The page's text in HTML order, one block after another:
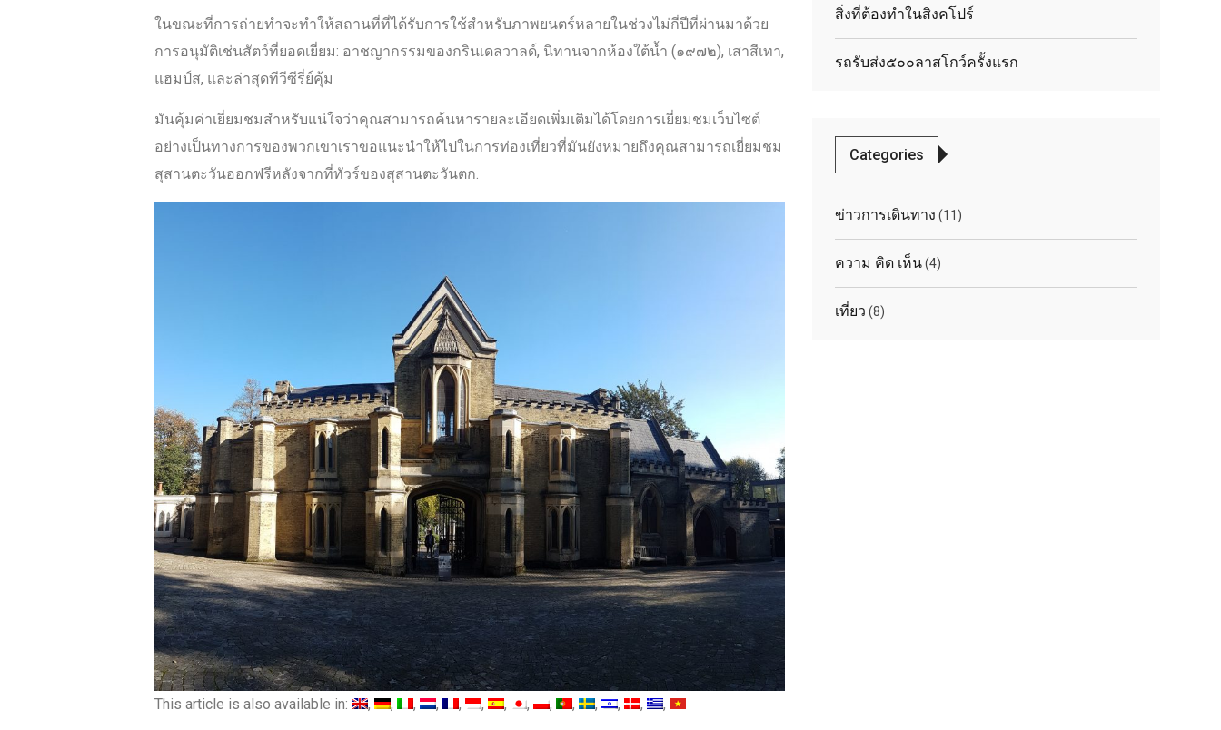
ในขณะที่การถ่ายทำจะทำให้สถานที่ที่ได้รับการใช้สำหรับภาพยนตร์หลายในช่วงไม่กี่ปีที่ผ่านมาด้วย
การอนุมัติเช่นสัตว์ที่ยอดเยี่ยม: อาชญากรรมของกรินเดลวาลด์, นิทานจากห้องใต้น้ำ (๑๙๗๒), เสาสีเทา,
แฮมป์ส, และล่าสุดทีวีซีรี่ย์คุ้ม
มันคุ้มค่าเยี่ยมชมสำหรับแน่ใจว่าคุณสามารถค้นหารายละเอียดเพิ่มเติมได้โดยการเยี่ยมชมเว็บไซต์
อย่างเป็นทางการของพวกเขาเราขอแนะนำให้ไปในการท่องเที่ยวที่มันยังหมายถึงคุณสามารถเยี่ยมชม
สุสานตะวันออกฟรีหลังจากที่ทัวร์ของสุสานตะวันตก.
This article is also available in:
สิ่งที่ต้องทำในสิงคโปร์
รถรับส่ง๕๐๐ลาสโกว์ครั้งแรก
Categories
ข่าวการเดินทาง (11)
ความ คิด เห็น(4)
เที่ยว (8)